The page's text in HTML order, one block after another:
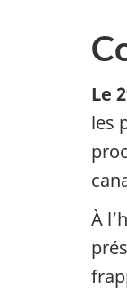
Le
les
À